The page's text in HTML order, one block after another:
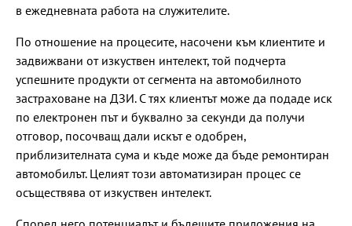
в ежедневната работа на служителите.
По отношение на процесите, насочени към клиентите и
задвижвани от изкуствен интелект, той подчерта
успешните продукти от сегмента на автомобилното
застраховане на ДЗИ. С тях клиентът може да подаде иск
по електронен път и буквално за секунди да получи
отговор, посочващ дали искът е одобрен,
приблизителната сума и къде може да бъде ремонтиран
автомобилът. Целият този автоматизиран процес се
осъществява от изкуствен интелект.